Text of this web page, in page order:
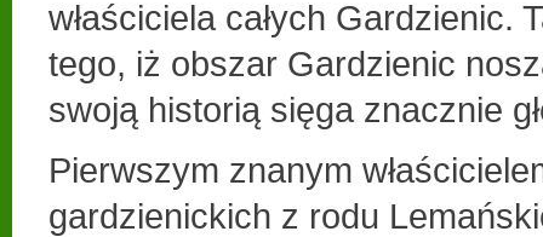
właściciela całych Gardzienic.
tego, iż obszar Gardzienic
swoją historią sięga znacznie
Pierwszym znanym
gardzienickich z rodu